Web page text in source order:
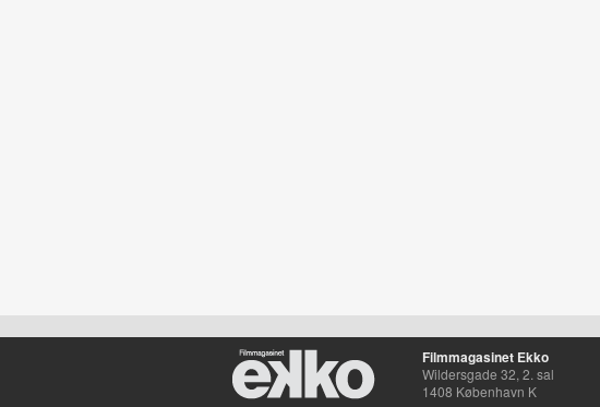
Filmmagasinet Ekko
Wildersgade 32, 2. sal
1408 København K